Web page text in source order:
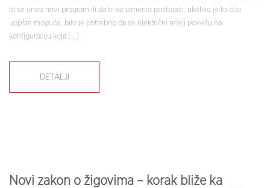
bi se uneo novi program ili da bi se izmenio postojeći, ukoliko je to bilo
uopšte moguće, bilo je potrebno da se električni releji povežu na
konfiguraciju koja […]
DETALJI
Novi zakon o žigovima – korak bliže ka